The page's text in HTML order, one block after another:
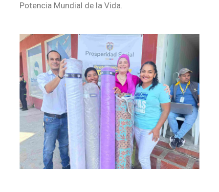
Potencia Mundial de la Vida.